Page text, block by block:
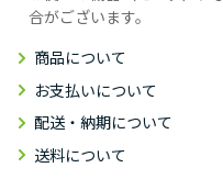
合がございます。
商品について
お支払いについて
配送・納期について
送料について